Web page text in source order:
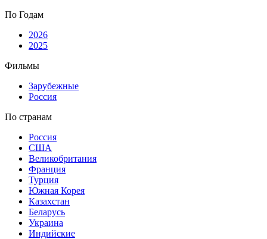
По Годам
2026
2025
Фильмы
Зарубежные
Россия
По странам
Россия
США
Великобритания
Франция
Турция
Южная Корея
Казахстан
Беларусь
Украина
Индийские